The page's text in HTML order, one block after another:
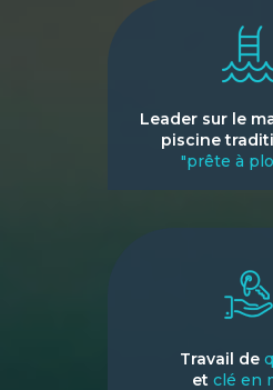
Leader sur le
piscine
"prête à
Travail de
et clé en